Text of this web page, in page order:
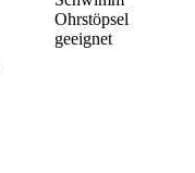
Ohrstöpsel
geeignet